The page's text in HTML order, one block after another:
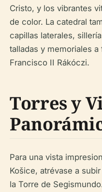
Cristo, y los vibrantes
de color. La catedral
capillas laterales,
talladas y memoriales
Francisco II Rákóczi.
Torres y
Para una vista
Košice, atrévase a
la Torre de